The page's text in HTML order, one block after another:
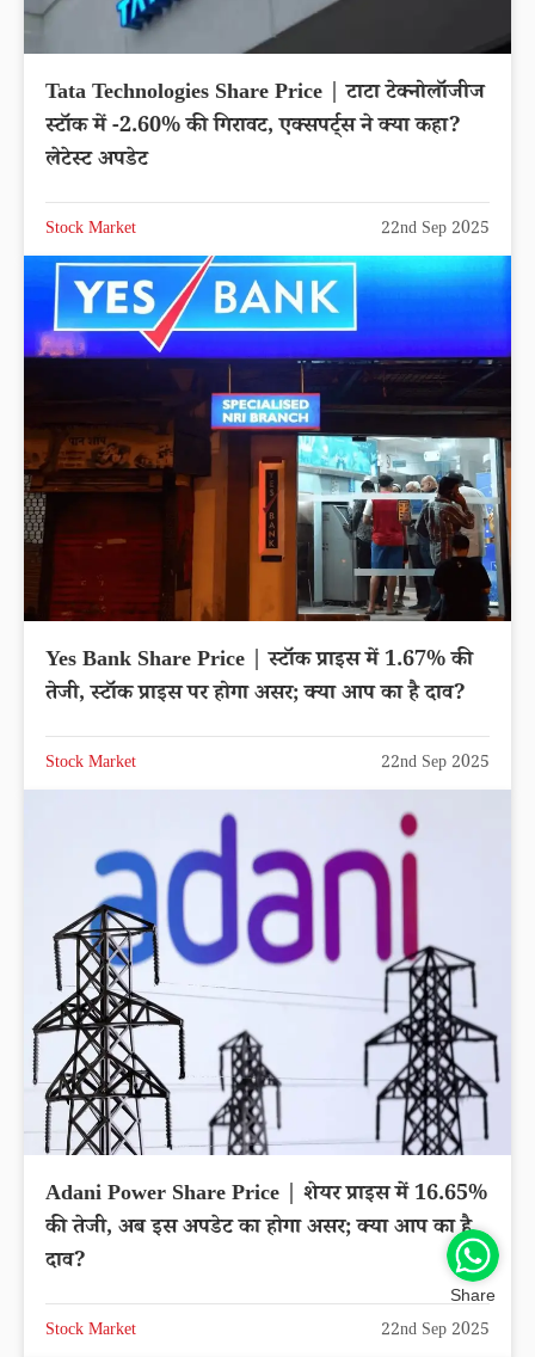
Tata Technologies Share Price | टाटा टेक्नोलॉजीज
स्टॉक में -2.60% की गिरावट, एक्सपर्ट्स ने क्या कहा?
लेटेस्ट अपडेट
Stock Market 22nd Sep 2025
Yes Bank Share Price | स्टॉक प्राइस में 1.67% की
तेजी, स्टॉक प्राइस पर होगा असर; क्या आप का है दाव?
Stock Market 22nd Sep 2025
Adani Power Share Price | शेयर प्राइस में 16.65%
की तेजी, अब इस अपडेट का होगा असर; क्या आप का है
दाव?
Stock Market 22nd Sep 2025
Share